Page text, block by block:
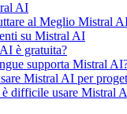
AI
al Meglio Mistral
su Mistral AI
è gratuita?
supporta Mistral
Mistral AI per
difficile usare Mistral